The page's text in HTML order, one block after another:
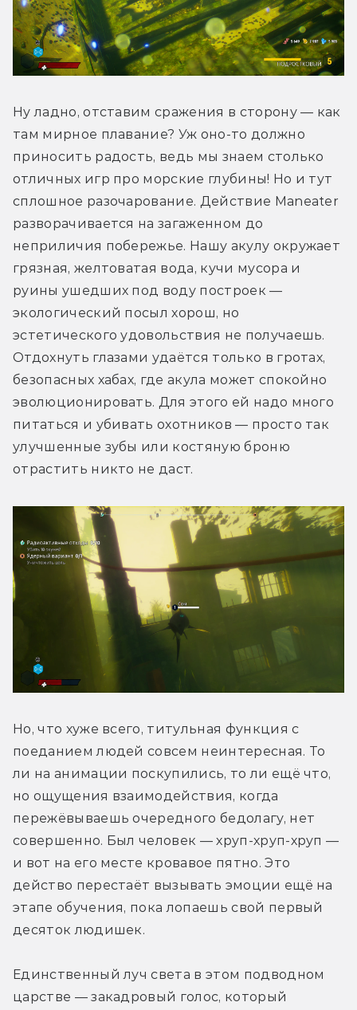
Ну ладно, отставим сражения в сторону — как
там мирное плавание? Уж оно-то должно
приносить радость, ведь мы знаем столько
отличных игр про морские глубины! Но и тут
сплошное разочарование. Действие Maneater
разворачивается на загаженном до
неприличия побережье. Нашу акулу окружает
грязная, желтоватая вода, кучи мусора и
руины ушедших под воду построек —
экологический посыл хорош, но
эстетического удовольствия не получаешь.
Отдохнуть глазами удаётся только в гротах,
безопасных хабах, где акула может спокойно
эволюционировать. Для этого ей надо много
питаться и убивать охотников — просто так
улучшенные зубы или костяную броню
отрастить никто не даст.
Но, что хуже всего, титульная функция с
поеданием людей совсем неинтересная. То
ли на анимации поскупились, то ли ещё что,
но ощущения взаимодействия, когда
пережёвываешь очередного бедолагу, нет
совершенно. Был человек — хруп-хруп-хруп —
и вот на его месте кровавое пятно. Это
действо перестаёт вызывать эмоции ещё на
этапе обучения, пока лопаешь свой первый
десяток людишек.
Единственный луч света в этом подводном
царстве — закадровый голос, который